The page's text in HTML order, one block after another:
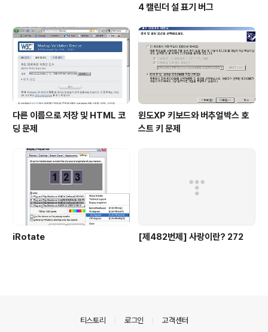
4 캘린더 설 표기 버그
다른 이름으로 저장 및 HTML 코
딩 문제
윈도XP 키보드와 버추얼박스 호
스트 키 문제
iRotate [제482번제] 사랑이란? 272
티스토리 로그인 고객센터